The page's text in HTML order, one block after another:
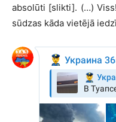
absolūti [slikti]. (…)
sūdzas kāda vietējā